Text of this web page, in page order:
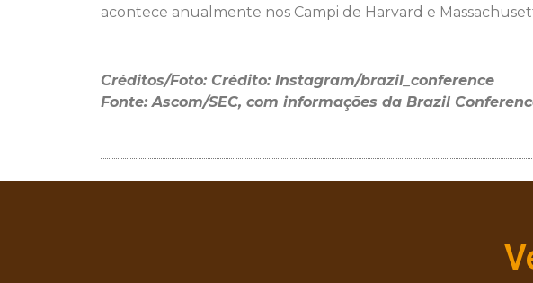
acontece anualmente nos Campi de Harvard e
Créditos/Foto: Crédito: Instagram/brazil_conference
Fonte: Ascom/SEC, com informações da Brazil